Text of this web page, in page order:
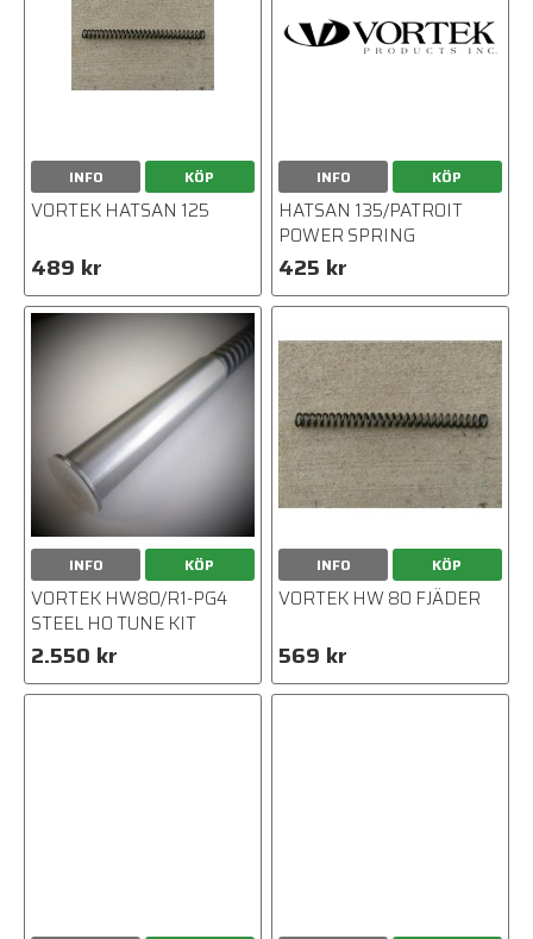
INFO KÖP
VORTEK HATSAN 125
489 kr
INFO KÖP
HATSAN 135/PATROIT
POWER SPRING
425 kr
INFO KÖP
VORTEK HW80/R1-PG4
STEEL HO TUNE KIT
2.550 kr
INFO KÖP
VORTEK HW 80 FJÄDER
569 kr